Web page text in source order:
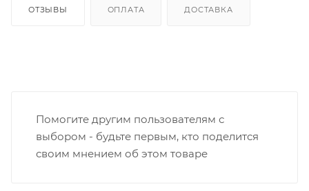
ОТЗЫВЫ ОПЛАТА ДОСТАВКА
Помогите другим пользователям с
выбором - будьте первым, кто поделится
своим мнением об этом товаре